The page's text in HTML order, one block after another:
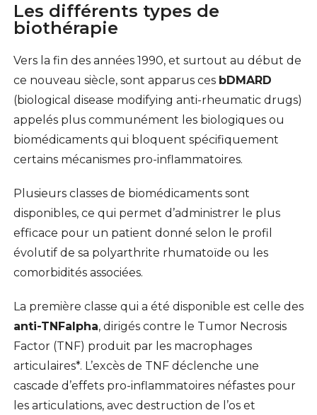
Les différents types de
biothérapie
Vers la fin des années 1990, et surtout au début de
ce nouveau siècle, sont apparus ces bDMARD
(biological disease modifying anti-rheumatic drugs)
appelés plus communément les biologiques ou
biomédicaments qui bloquent spécifiquement
certains mécanismes pro-inflammatoires.
Plusieurs classes de biomédicaments sont
disponibles, ce qui permet d’administrer le plus
efficace pour un patient donné selon le profil
évolutif de sa polyarthrite rhumatoïde ou les
comorbidités associées.
La première classe qui a été disponible est celle des
anti-TNFalpha, dirigés contre le Tumor Necrosis
Factor (TNF) produit par les macrophages
articulaires*. L’excès de TNF déclenche une
cascade d’effets pro-inflammatoires néfastes pour
les articulations, avec destruction de l’os et